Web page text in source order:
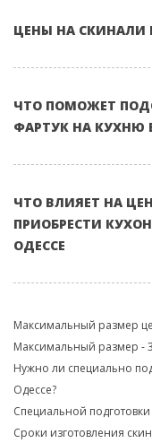
ЦЕНЫ НА СКИНАЛИ
ЧТО ПОМОЖЕТ
ФАРТУК НА КУХНЮ
ЧТО ВЛИЯЕТ НА
ПРИОБРЕСТИ
ОДЕССЕ
Максимальный размер
Максимальный размер -
Нужно ли специально
Одессе?
Специальной
Сроки изготовления